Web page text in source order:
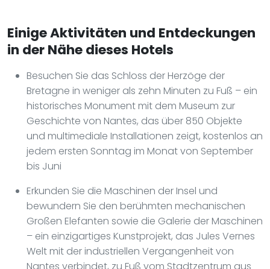
Einige Aktivitäten und Entdeckungen
in der Nähe dieses Hotels
Besuchen Sie das Schloss der Herzöge der
Bretagne in weniger als zehn Minuten zu Fuß – ein
historisches Monument mit dem Museum zur
Geschichte von Nantes, das über 850 Objekte
und multimediale Installationen zeigt, kostenlos an
jedem ersten Sonntag im Monat von September
bis Juni
Erkunden Sie die Maschinen der Insel und
bewundern Sie den berühmten mechanischen
Großen Elefanten sowie die Galerie der Maschinen
– ein einzigartiges Kunstprojekt, das Jules Vernes
Welt mit der industriellen Vergangenheit von
Nantes verbindet, zu Fuß vom Stadtzentrum aus